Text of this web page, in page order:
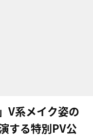
V系メイク姿の
する特別PV公